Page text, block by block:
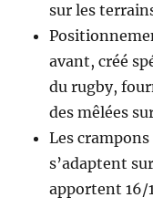
sur les
avant, créé
du rugby,
des mêlées
Les
s’adaptent
apportent 16/